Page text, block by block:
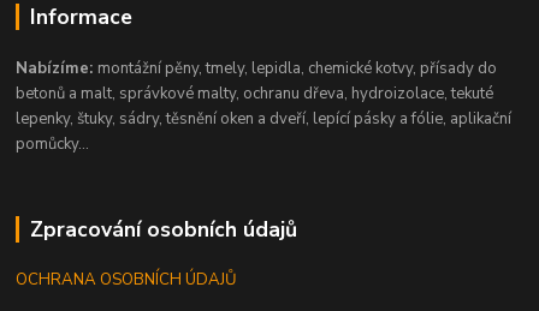
Informace
Nabízíme: montážní pěny, tmely, lepidla, chemické kotvy, přísady do
betonů a malt, správkové malty, ochranu dřeva, hydroizolace, tekuté
lepenky, štuky, sádry, těsnění oken a dveří, lepící pásky a fólie, aplikační
pomůcky...
Zpracování osobních údajů
OCHRANA OSOBNÍCH ÚDAJŮ